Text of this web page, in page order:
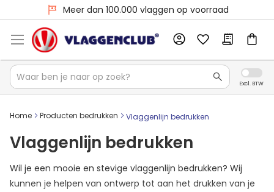
Meer dan 100.000 vlaggen op voorraad
Home Producten bedrukken Vlaggenlijn bedrukken
Vlaggenlijn bedrukken
Wil je een mooie en stevige vlaggenlijn bedrukken? Wij
kunnen je helpen van ontwerp tot aan het drukken van je